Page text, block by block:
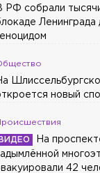
РФ собрали
Ленинграда
новый
На
42